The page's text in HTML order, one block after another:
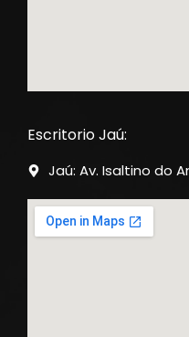
Escritorio Jaú:
Jaú: Av. Isaltino do